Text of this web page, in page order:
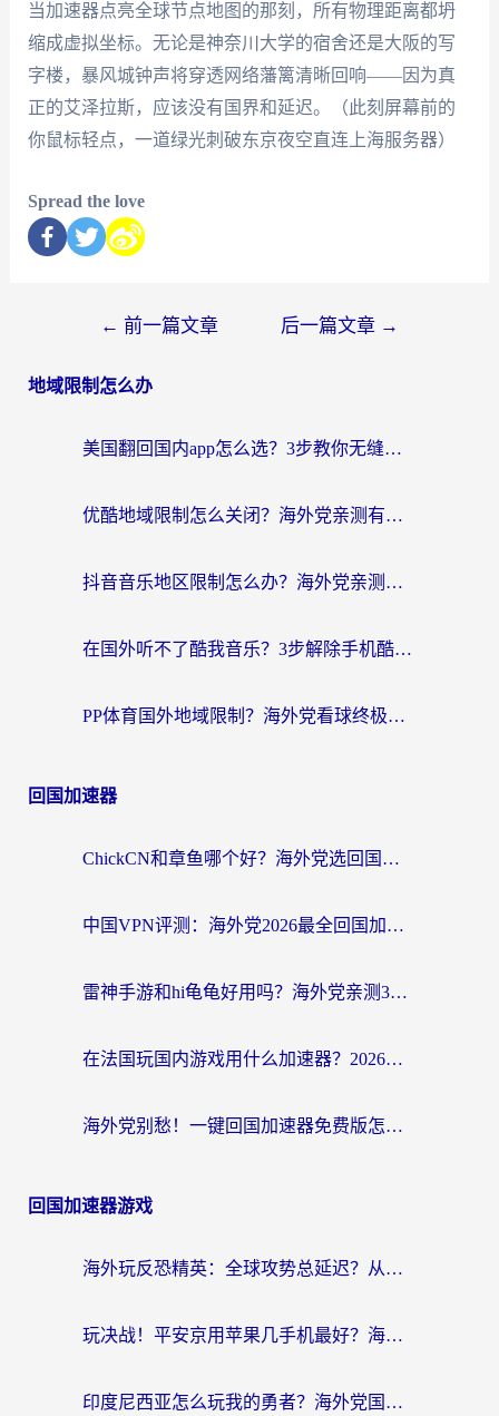
当加速器点亮全球节点地图的那刻，所有物理距离都坍
缩成虚拟坐标。无论是神奈川大学的宿舍还是大阪的写
字楼，暴风城钟声将穿透网络藩篱清晰回响——因为真
正的艾泽拉斯，应该没有国界和延迟。（此刻屏幕前的
你鼠标轻点，一道绿光刺破东京夜空直连上海服务器）
Spread the love
← 前一篇文章 后一篇文章 →
地域限制怎么办
美国翻回国内app怎么选？3步教你无缝刷剧、登12123、访问国内网站
优酷地域限制怎么关闭？海外党亲测有效的追剧加速器选择指南
抖音音乐地区限制怎么办？海外党亲测有效的听歌自由指南
在国外听不了酷我音乐？3步解除手机酷我音乐海外限制，附实测好用加速器
PP体育国外地域限制？海外党看球终极方案：从欧洲杯到奥运会，中文解说不卡顿！
回国加速器
ChickCN和章鱼哪个好？海外党选回国加速器的3个关键维度 + 实用避坑指南
中国VPN评测：海外党2026最全回国加速器选择指南，告别地区限制不踩坑
雷神手游和hi龟龟好用吗？海外党亲测3款回国加速器，教你选对国外到国内加速器
在法国玩国内游戏用什么加速器？2026实测解决延迟卡顿的实用指南
海外党别愁！一键回国加速器免费版怎么选？从踩坑到流畅访问的全攻略
回国加速器游戏
海外玩反恐精英：全球攻势总延迟？从瑞典玩神武4到外国玩黎明觉醒，选对加速器才是关键！
玩决战！平安京用苹果几手机最好？海外党必看的设备+加速器双攻略
印度尼西亚怎么玩我的勇者？海外党国服游戏加速避坑指南（附实况五行师解决方案）